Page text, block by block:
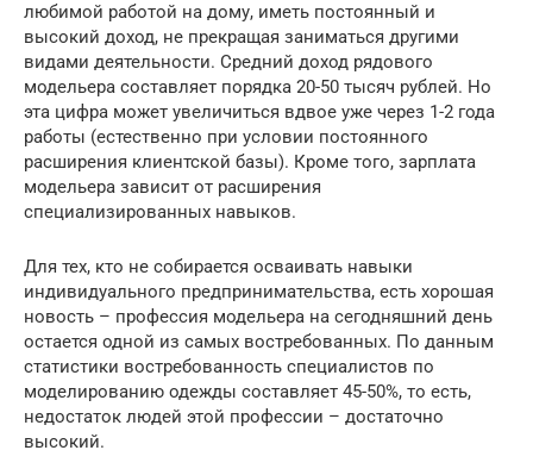
любимой работой на дому, иметь постоянный и
высокий доход, не прекращая заниматься другими
видами деятельности. Средний доход рядового
модельера составляет порядка 20-50 тысяч рублей. Но
эта цифра может увеличиться вдвое уже через 1-2 года
работы (естественно при условии постоянного
расширения клиентской базы). Кроме того, зарплата
модельера зависит от расширения
специализированных навыков.
Для тех, кто не собирается осваивать навыки
индивидуального предпринимательства, есть хорошая
новость – профессия модельера на сегодняшний день
остается одной из самых востребованных. По данным
статистики востребованность специалистов по
моделированию одежды составляет 45-50%, то есть,
недостаток людей этой профессии – достаточно
высокий.